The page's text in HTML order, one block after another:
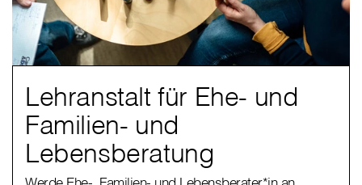
Lehranstalt für Ehe- und
Familien- und
Lebensberatung